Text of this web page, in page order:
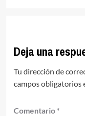
Deja una
Tu dirección de
campos obligatorios
Comentario *